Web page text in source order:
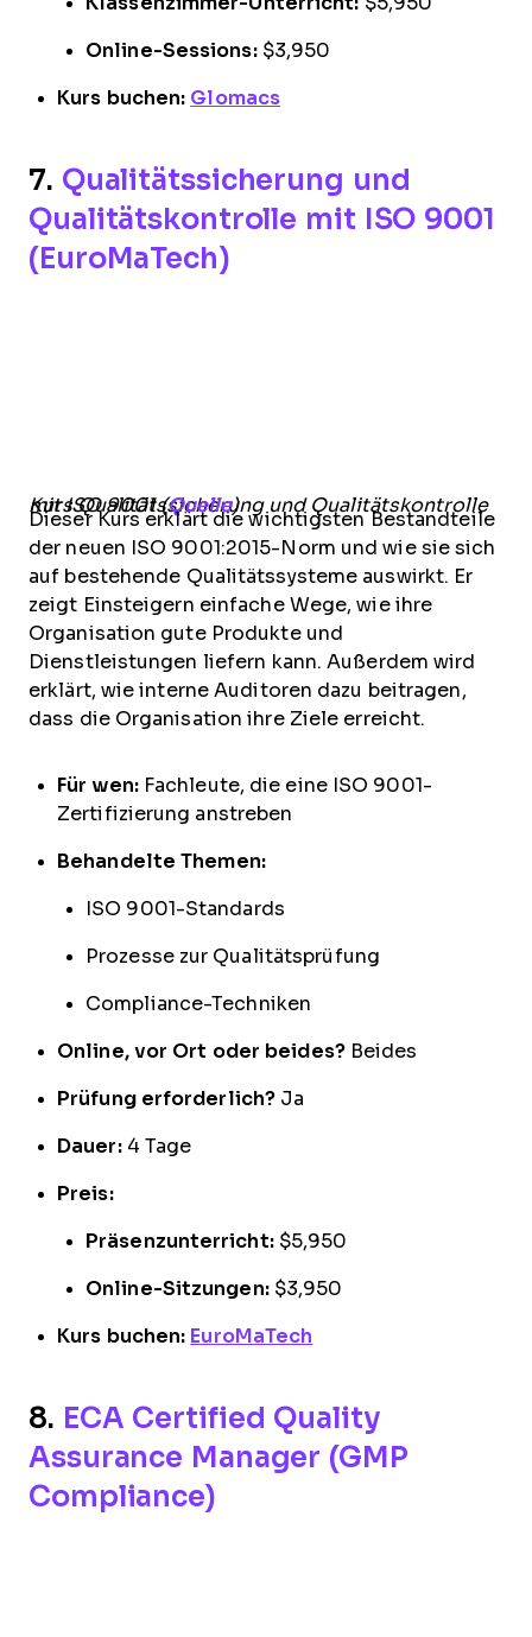
Online-Sessions: $3,950
Kurs buchen: Glomacs
7. Qualitätssicherung und
Qualitätskontrolle mit ISO 9001
(EuroMaTech)
Kurs Qualitätssicherung und Qualitätskontrolle mit ISO 9001 (Quelle)
Dieser Kurs erklärt die wichtigsten Bestandteile
der neuen ISO 9001:2015-Norm und wie sie sich
auf bestehende Qualitätssysteme auswirkt. Er
zeigt Einsteigern einfache Wege, wie ihre
Organisation gute Produkte und
Dienstleistungen liefern kann. Außerdem wird
erklärt, wie interne Auditoren dazu beitragen,
dass die Organisation ihre Ziele erreicht.
Für wen:Fachleute, die eine ISO 9001-
Zertifizierung anstreben
Behandelte Themen:
ISO 9001-Standards
Prozesse zur Qualitätsprüfung
Compliance-Techniken
Online, vor Ort oder beides?Beides
Prüfung erforderlich? Ja
Dauer:4 Tage
Preis:
Präsenzunterricht:$5,950
Online-Sitzungen:$3,950
Kurs buchen: EuroMaTech
8. ECA Certified Quality
Assurance Manager (GMP
Compliance)